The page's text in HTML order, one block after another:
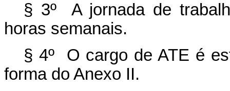
§ 3º A jornada de
horas semanais.
§ 4º O cargo de ATE é
forma do Anexo II.